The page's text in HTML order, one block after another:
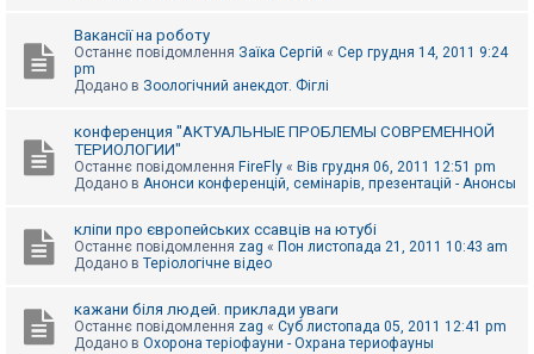
Вакансії на роботу
Останнє повідомлення Заїка Сергій « Сер грудня 14, 2011 9:24
pm
Додано в Зоологічний анекдот. Фіглі
конференция "АКТУАЛЬНЫЕ ПРОБЛЕМЫ СОВРЕМЕННОЙ
ТЕРИОЛОГИИ"
Останнє повідомлення FireFly « Вів грудня 06, 2011 12:51 pm
Додано в Анонси конференцій, семінарів, презентацій - Анонсы
кліпи про європейських ссавців на ютубі
Останнє повідомлення zag « Пон листопада 21, 2011 10:43 am
Додано в Теріологічне відео
кажани біля людей. приклади уваги
Останнє повідомлення zag « Суб листопада 05, 2011 12:41 pm
Додано в Охорона теріофауни - Охрана териофауны